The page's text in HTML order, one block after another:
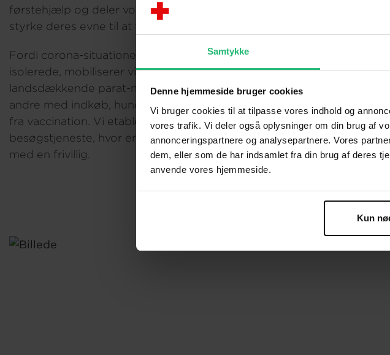
Samtykke
Denne hjemmeside bruger cookies
Vi bruger cookies til at tilpasse vores indhold og
vores trafik. Vi deler også oplysninger om din brug af
annonceringspartnere og analysepartnere. Vores
dem, eller som de har indsamlet fra din brug af deres
anvende vores hjemmeside.
Kun
førstehjælp og deler vores viden om psykosocial støtte med dem for at
styrke deres evne til at tale med de sårbare borgere, der ringer ind.
Fordi corona-situationen gør syge og sårbare endnu mere udsatte og
isolerede, mobiliserer vi et stort antal hjælpsomme borgere i et nyt,
landsdækkende parat-netværk, hvor de frivillige står klar til at hjælpe
andre med indkøb, hundeluftning eller med at følge særligt sårbare til
fra vaccination. Vi etablerer desuden ’snak-sammen’ en digital
besøgstjeneste, hvor ensomme isolerede, kan booke en velgørende
med en frivillig.